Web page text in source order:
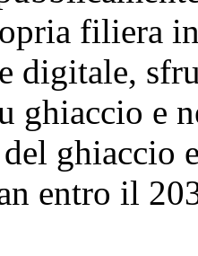
filiera
digitale,
ghiaccio e
ghiaccio
entro il